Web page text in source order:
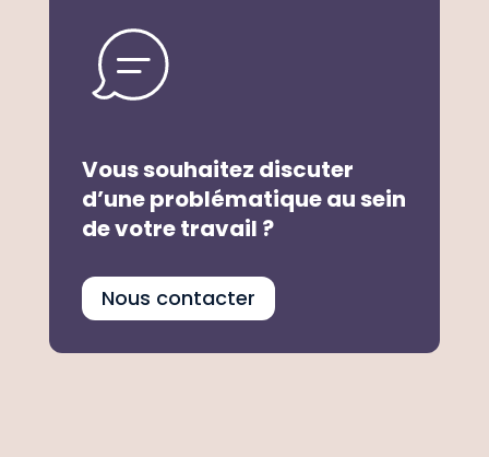
Vous souhaitez discuter
d’une problématique au sein
de votre travail ?
Nous contacter